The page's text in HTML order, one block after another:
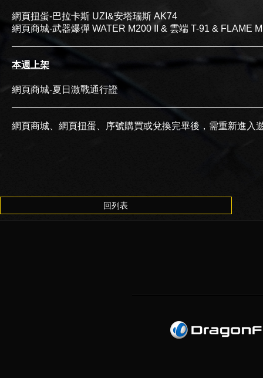
網頁扭蛋-巴拉卡斯 UZI&安塔瑞斯 AK74
網頁商城-武器爆彈 WATER M200 II & 雲端 T-91 & FLAME
本週上架
網頁商城-夏日激戰通行證
網頁商城、網頁扭蛋、序號購買或兌換完畢後，需重新進入
回列表